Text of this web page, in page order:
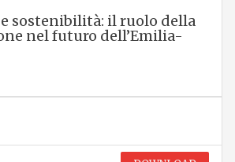
sostenibilità: il ruolo della
nel futuro dell’Emilia-